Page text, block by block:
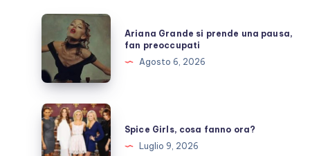
Ariana
Grande
si
prende
una
pausa,
fan
preoccupati
Ariana Grande si prende una pausa,
fan preoccupati
Agosto 6, 2026
Spice
Girls,
cosa
Spice Girls, cosa fanno ora?
Luglio 9, 2026